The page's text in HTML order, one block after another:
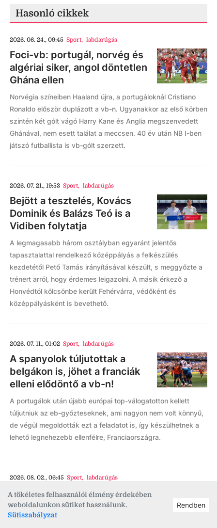
A tökéletes felhasználói élmény érdekében
weboldalunkon sütiket használunk.
Sütiszabályzat
Rendben
Hasonló cikkek
2026. 06. 24., 09:45 Sport, labdarúgás
Foci-vb: portugál, norvég és
algériai siker, angol döntetlen
Ghána ellen
Norvégia színeiben Haaland újra, a portugáloknál Cristiano
Ronaldo először duplázott a vb-n. Ugyanakkor az első körben
szintén két gólt vágó Harry Kane és Anglia megszenvedett
Ghánával, nem esett találat a meccsen. 40 év után NB I-ben
játszó futballista is vb-gólt szerzett.
2026. 07. 21., 19:53 Sport, labdarúgás
Bejött a tesztelés, Kovács
Dominik és Balázs Teó is a
Vidiben folytatja
A legmagasabb három osztályban egyaránt jelentős
tapasztalattal rendelkező középpályás a felkészülés
kezdetétől Pető Tamás irányításával készült, s meggyőzte a
trénert arról, hogy érdemes leigazolni. A másik érkező a
Honvédtól kölcsönbe került Fehérvárra, védőként és
középpályásként is bevethető.
2026. 07. 11., 01:02 Sport, labdarúgás
A spanyolok túljutottak a
belgákon is, jöhet a franciák
elleni elődöntő a vb-n!
A portugálok után újabb európai top-válogatotton kellett
túljutniuk az eb-győzteseknek, ami nagyon nem volt könnyű,
de végül megoldották ezt a feladatot is, így készülhetnek a
lehető legnehezebb ellenfélre, Franciaországra.
2026. 08. 02., 06:45 Sport, labdarúgás
Agyonnyert meccset bukott
el a Vidi Kazincbarcikán